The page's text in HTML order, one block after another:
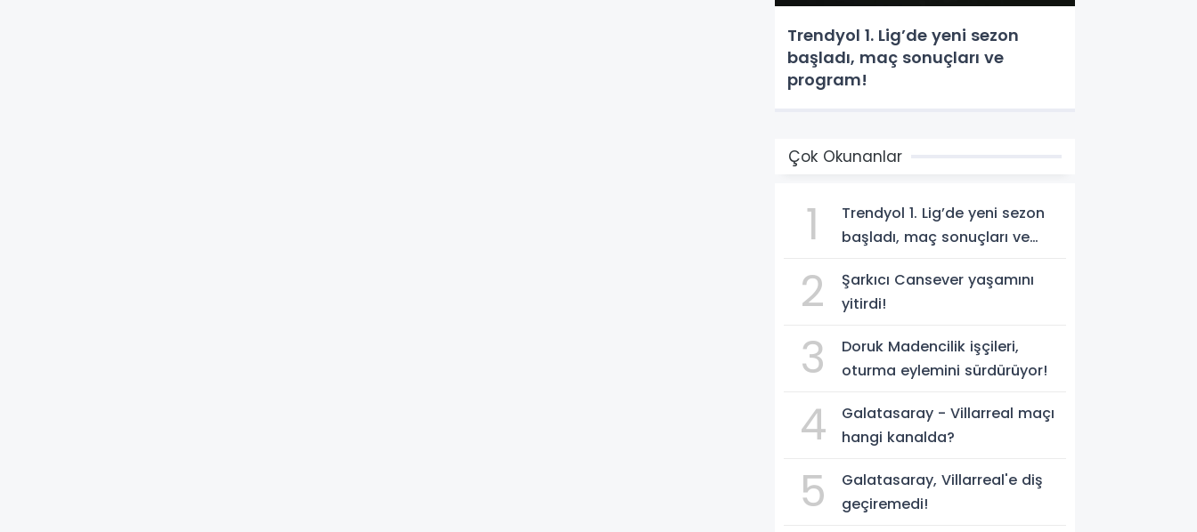
Trendyol 1. Lig’de yeni sezon
başladı, maç sonuçları ve
program!
Çok Okunanlar
1
Trendyol 1. Lig’de yeni sezon
başladı, maç sonuçları ve
2
Şarkıcı Cansever yaşamını
yitirdi!
3
Doruk Madencilik işçileri,
oturma eylemini sürdürüyor!
4
Galatasaray - Villarreal maçı
hangi kanalda?
5
Galatasaray, Villarreal'e diş
geçiremedi!